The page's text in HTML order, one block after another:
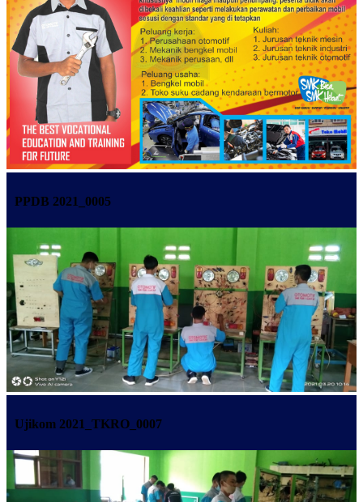
PPDB 2021_0005
Ujikom 2021_TKRO_0007
×